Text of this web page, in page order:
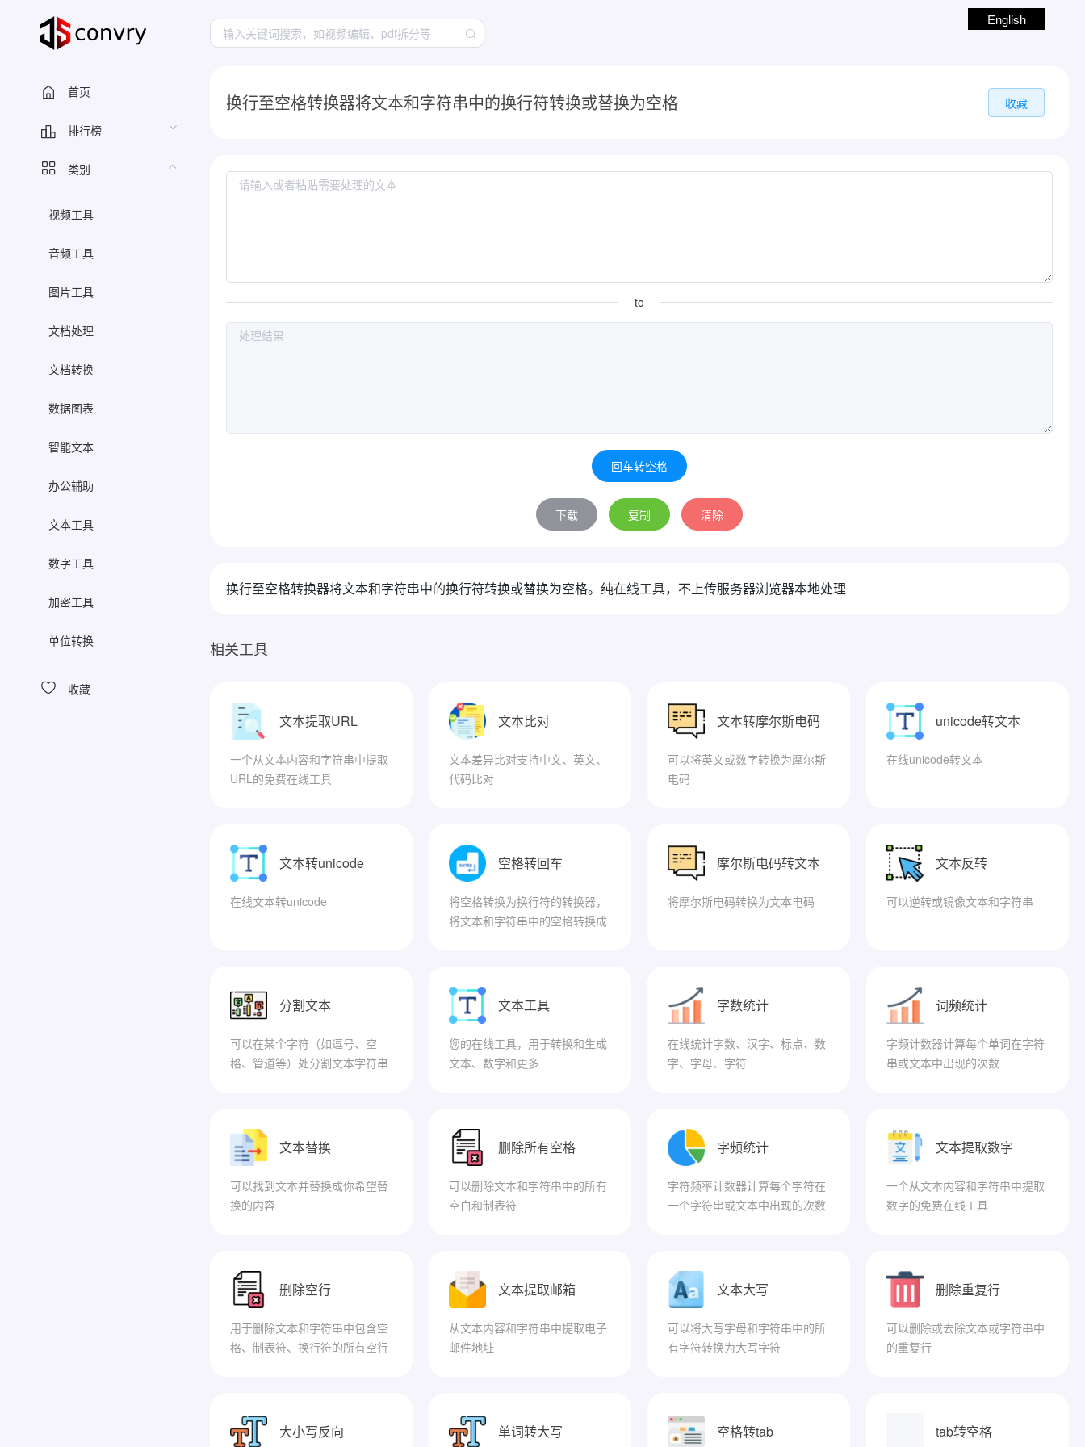
English
首页
排行榜
类别
视频工具
音频工具
图片工具
文档处理
文档转换
数据图表
智能文本
办公辅助
文本工具
数字工具
加密工具
单位转换
收藏
换行至空格转换器将文本和字符串中的换行符转换或替换为空格 收藏
to
回车转空格
下载 复制 清除
换行至空格转换器将文本和字符串中的换行符转换或替换为空格。纯在线工具，不上传服务器浏览器本地处理
相关工具
文本提取URL
一个从文本内容和字符串中提取
URL的免费在线工具
文本比对
文本差异比对支持中文、英文、
代码比对
文本转摩尔斯电码
可以将英文或数字转换为摩尔斯
电码
unicode转文本
在线unicode转文本
文本转unicode
在线文本转unicode
空格转回车
将空格转换为换行符的转换器，
将文本和字符串中的空格转换成
摩尔斯电码转文本
将摩尔斯电码转换为文本电码
文本反转
可以逆转或镜像文本和字符串
分割文本
可以在某个字符（如逗号、空
格、管道等）处分割文本字符串
文本工具
您的在线工具，用于转换和生成
文本、数字和更多
字数统计
在线统计字数、汉字、标点、数
字、字母、字符
词频统计
字频计数器计算每个单词在字符
串或文本中出现的次数
文本替换
可以找到文本并替换成你希望替
换的内容
删除所有空格
可以删除文本和字符串中的所有
空白和制表符
字频统计
字符频率计数器计算每个字符在
一个字符串或文本中出现的次数
文本提取数字
一个从文本内容和字符串中提取
数字的免费在线工具
删除空行
用于删除文本和字符串中包含空
格、制表符、换行符的所有空行
文本提取邮箱
从文本内容和字符串中提取电子
邮件地址
文本大写
可以将大写字母和字符串中的所
有字符转换为大写字符
删除重复行
可以删除或去除文本或字符串中
的重复行
大小写反向 单词转大写 空格转tab tab转空格